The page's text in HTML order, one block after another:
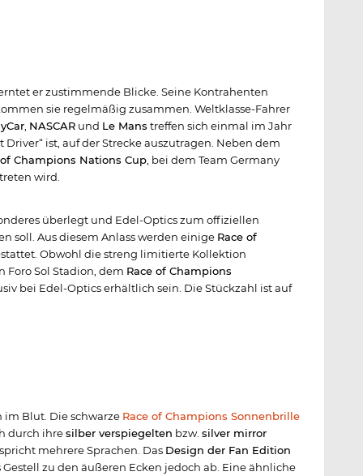
er zustimmende Blicke. Seine Kontrahenten
sie regelmäßig zusammen. Weltklasse-Fahrer
, NASCARund Le Mans treffen sich einmal im Jahr
ist, auf der Strecke auszutragen. Neben dem
Champions Nations Cup, bei dem Team Germany
wird.
überlegt und Edel-Optics zum offiziellen
soll. Aus diesem Anlass werden einige Race of
Obwohl die streng limitierte Kollektion
Sol Stadion, dem Race of Champions
bei Edel-Optics erhältlich sein. Die Stückzahl ist auf
Blut. Die schwarze Race of Champions Sonnenbrille
durch ihresilber verspiegelten bzw. silver mirror
mehrere Sprachen. Das Design der Fan Edition
zu den äußeren Ecken jedoch ab. Eine ähnliche